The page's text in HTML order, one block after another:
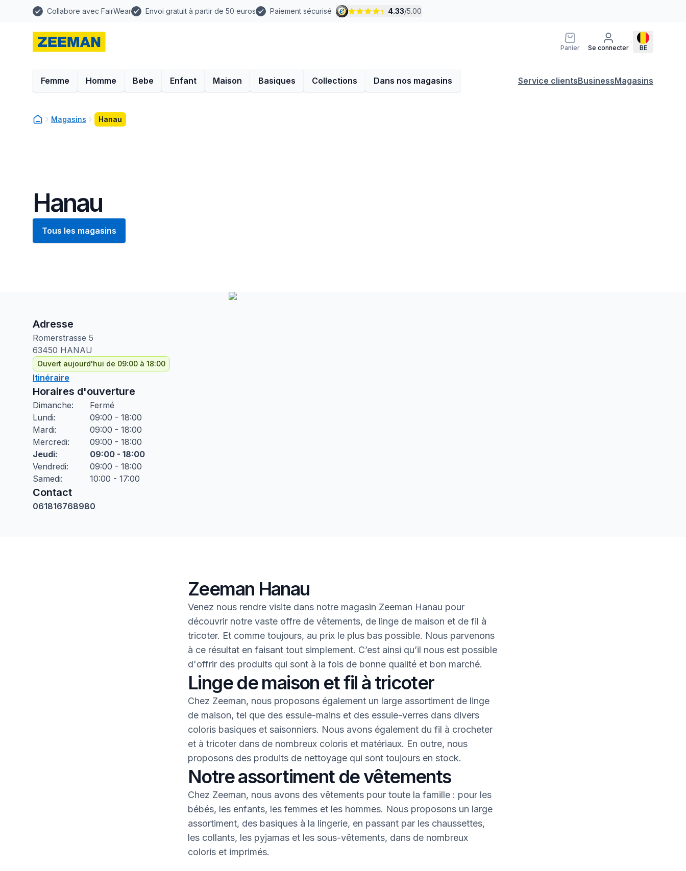
Collabore avec FairWear Envoi gratuit à partir de 50 euros Paiement sécurisé 4.33/5.00
Panier Se connecter BE
Femme Homme Bebe Enfant Maison Basiques Collections Dans nos magasins Service clientsBusinessMagasins
Magasins Hanau
Hanau
Tous les magasins
Adresse
Romerstrasse 5
63450 HANAU
Ouvert aujourd'hui de 09:00 à 18:00
Itinéraire
Horaires d'ouverture
Dimanche:
Fermé
Lundi:
09:00 - 18:00
Mardi:
09:00 - 18:00
Mercredi:
09:00 - 18:00
Jeudi:
09:00 - 18:00
Vendredi:
09:00 - 18:00
Samedi: 10:00 - 17:00
Contact
061816768980
Zeeman Hanau
Venez nous rendre visite dans notre magasin Zeeman Hanau pour
découvrir notre vaste offre de vêtements, de linge de maison et de fil à
tricoter. Et comme toujours, au prix le plus bas possible. Nous parvenons
à ce résultat en faisant tout simplement. C’est ainsi qu’il nous est possible
d'offrir des produits qui sont à la fois de bonne qualité et bon marché.
Linge de maison et fil à tricoter
Chez Zeeman, nous proposons également un large assortiment de linge
de maison, tel que des essuie-mains et des essuie-verres dans divers
coloris basiques et saisonniers. Nous avons également du fil à crocheter
et à tricoter dans de nombreux coloris et matériaux. En outre, nous
proposons des produits de nettoyage qui sont toujours en stock.
Notre assortiment de vêtements
Chez Zeeman, nous avons des vêtements pour toute la famille : pour les
bébés, les enfants, les femmes et les hommes. Nous proposons un large
assortiment, des basiques à la lingerie, en passant par les chaussettes,
les collants, les pyjamas et les sous-vêtements, dans de nombreux
coloris et imprimés.